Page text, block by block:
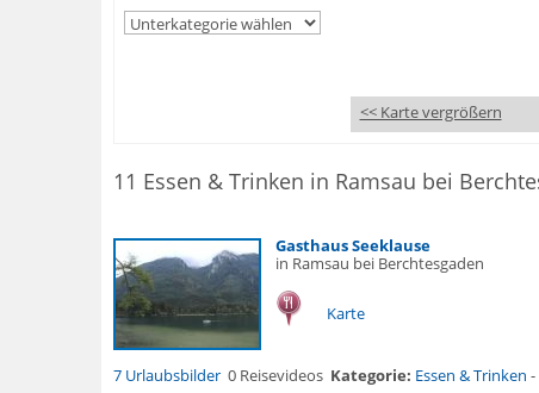
<< Karte vergrößern
Gasthaus Seeklause
in Ramsau bei Berchtesgaden
Karte
7 Urlaubsbilder 0 Reisevideos Kategorie: Essen & Trinken -